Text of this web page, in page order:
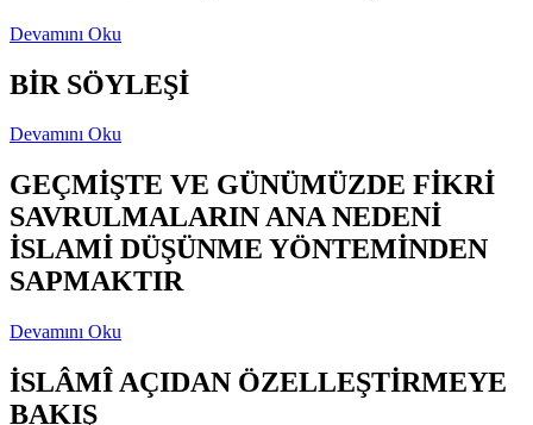
Devamını Oku
BİR SÖYLEŞİ
Devamını Oku
GEÇMİŞTE VE GÜNÜMÜZDE FİKRİ
SAVRULMALARIN ANA NEDENİ
İSLAMİ DÜŞÜNME YÖNTEMİNDEN
SAPMAKTIR
Devamını Oku
İSLÂMÎ AÇIDAN ÖZELLEŞTİRMEYE
BAKIŞ